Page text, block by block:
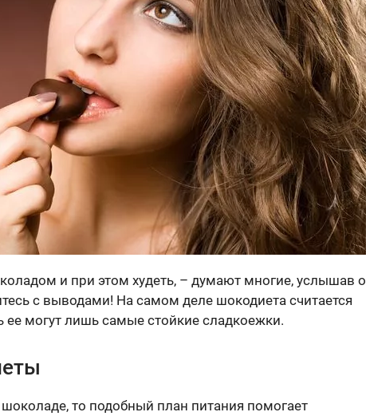
и при этом худеть, – думают многие, услышав о
с выводами! На самом деле шокодиета считается
могут лишь самые стойкие сладкоежки.
то подобный план питания помогает